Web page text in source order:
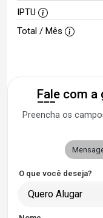
IPTU
Total / Mês
Fale com a
Preencha os
O que você deseja?
Quero Alugar